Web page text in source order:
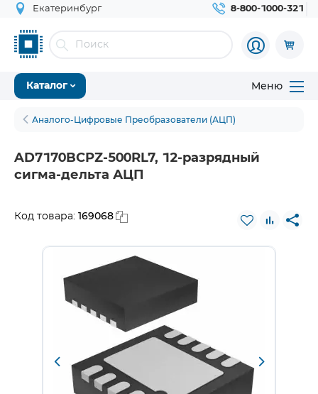
Екатеринбург 8-800-1000-321
Каталог Меню
Аналого-Цифровые Преобразователи (АЦП)
AD7170BCPZ-500RL7, 12-разрядный
сигма-дельта АЦП
Код товара: 169068